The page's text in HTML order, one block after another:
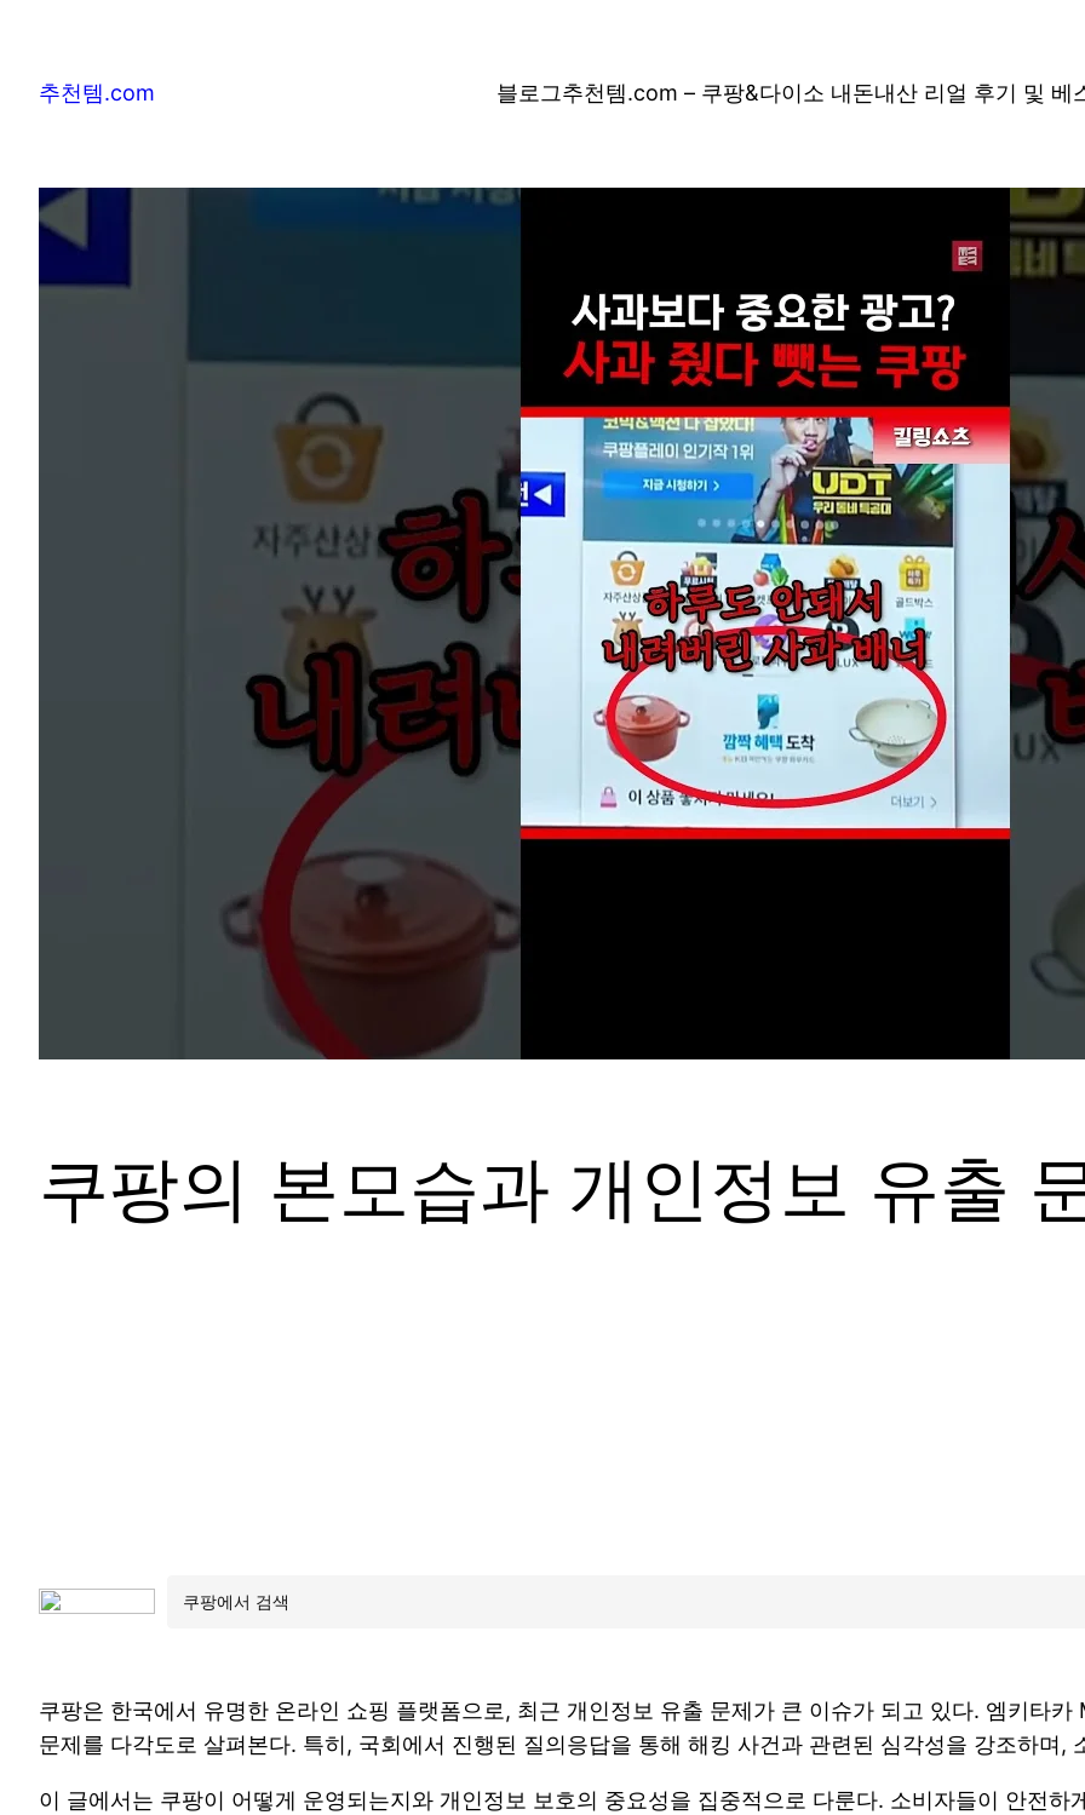
추천템.com 블로그추천템.com – 쿠팡&다이소 내돈내산 리얼 후기 및 베
쿠팡의 본모습과 개인정보 유출
쿠팡은 한국에서 유명한 온라인 쇼핑 플랫폼으로, 최근 개인정보 유출 문제가 큰 이슈가 되고 있다. 엠키타
문제를 다각도로 살펴본다. 특히, 국회에서 진행된 질의응답을 통해 해킹 사건과 관련된 심각성을 강조하며,
이 글에서는 쿠팡이 어떻게 운영되는지와 개인정보 보호의 중요성을 집중적으로 다룬다. 소비자들이 안전